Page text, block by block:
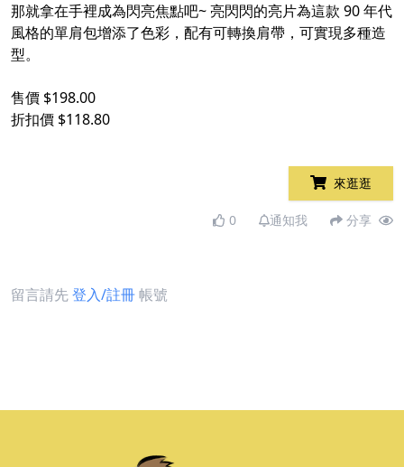
那就拿在手裡成為閃亮焦點吧~ 亮閃閃的亮片為這款 90 年代
風格的單肩包增添了色彩，配有可轉換肩帶，可實現多種造
型。
售價 $198.00
折扣價 $118.80
來逛逛
0 通知我 分享
留言請先登入/註冊帳號